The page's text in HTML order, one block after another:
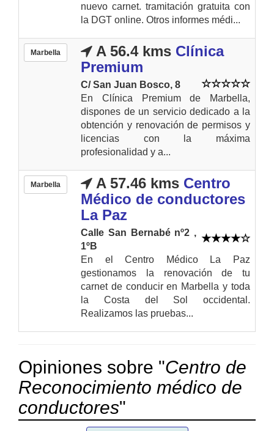
nuevo carnet. tramitación gratuita con
la DGT online. Otros informes médi...
Marbella A 56.4 kms Clínica
Premium
C/ San Juan Bosco, 8
En Clínica Premium de Marbella,
dispones de un servicio dedicado a la
obtención y renovación de permisos y
licencias con la máxima
profesionalidad y a...
Marbella A 57.46 kms Centro
Médico de conductores
La Paz
Calle San Bernabé nº2 ,
1ºB
En el Centro Médico La Paz
gestionamos la renovación de tu
carnet de conducir en Marbella y toda
la Costa del Sol occidental.
Realizamos las pruebas...
Opiniones sobre "Centro de
Reconocimiento médico de
conductores"